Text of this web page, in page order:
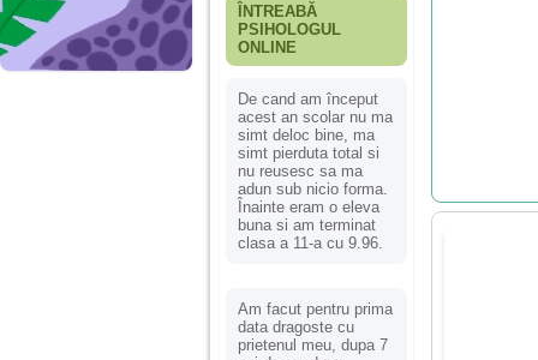
ÎNTREABĂ
PSIHOLOGUL
ONLINE
De cand am început
acest an scolar nu ma
simt deloc bine, ma
simt pierduta total si
nu reusesc sa ma
adun sub nicio forma.
Înainte eram o eleva
buna si am terminat
clasa a 11-a cu 9.96.
Am facut pentru prima
data dragoste cu
prietenul meu, dupa 7